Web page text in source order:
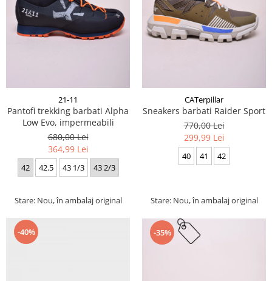
21-11
Pantofi trekking barbati Alpha
Low Evo, impermeabili
680,00 Lei
364,99 Lei
42 42.5 43 1/3 43 2/3
Stare: Nou, în ambalaj original
CATerpillar
Sneakers barbati Raider Sport
770,00 Lei
299,99 Lei
40 41 42
Stare: Nou, în ambalaj original
-40% -35%